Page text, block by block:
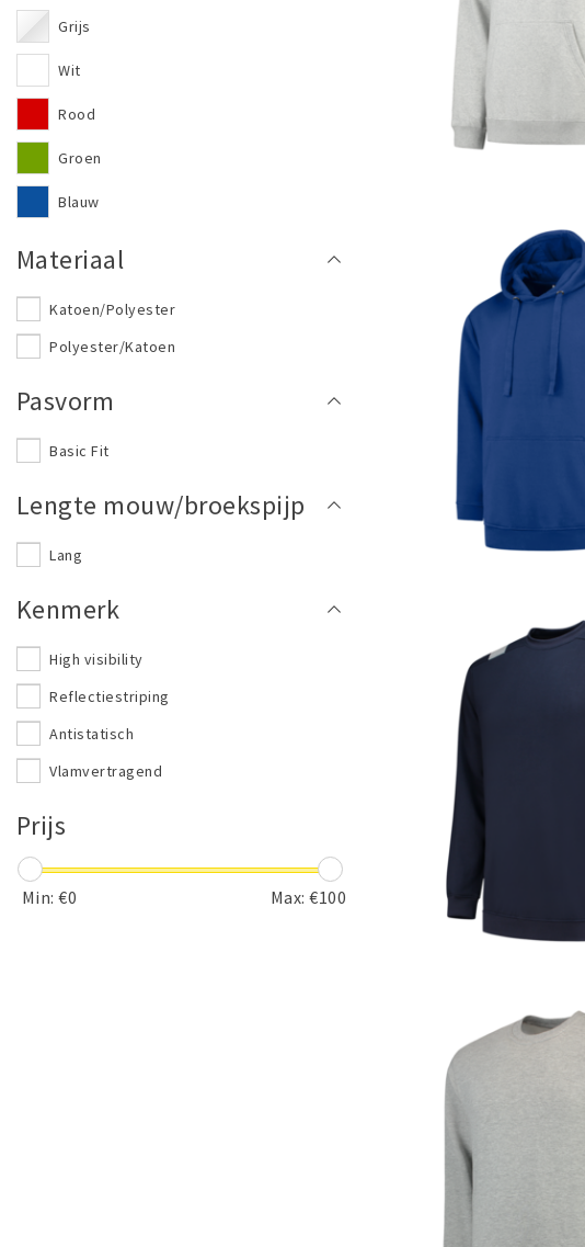
Grijs
Wit
Rood
Groen
Blauw
Fluor geel
Materiaal
Katoen/Polyester
Polyester/Katoen
Pasvorm
Basic Fit
Lengte mouw/broekspijp
Lang
Kenmerk
High visibility
Reflectiestriping
Antistatisch
Vlamvertragend
Prijs
Min: €0 Max: €100